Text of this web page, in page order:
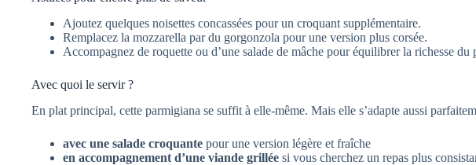
Ajoutez quelques noisettes concassées pour un croquant supplémentaire.
Remplacez la mozzarella par du gorgonzola pour une version plus corsée.
Accompagnez de roquette ou d’une salade de mâche pour équilibrer la richesse du
Avec quoi le servir ?
En plat principal, cette parmigiana se suffit à elle-même. Mais elle s’adapte aussi
avec une salade croquante pour une version légère et fraîche
en accompagnement d’une viande grillée si vous cherchez un repas plus